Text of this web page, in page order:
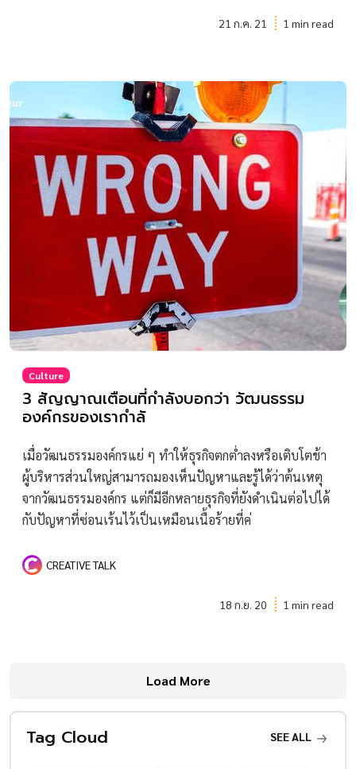
21 ก.ค. 21 1 min read
Culture
3 สัญญาณเตือนที่กำลังบอกว่า วัฒนธรรม
องค์กรของเรากำลั
เมื่อวัฒนธรรมองค์กรแย่ ๆ ทำให้ธุรกิจตกต่ำลงหรือเติบโตช้า
ผู้บริหารส่วนใหญ่สามารถมองเห็นปัญหาและรู้ได้ว่าต้นเหตุ
จากวัฒนธรรมองค์กร แต่ก็มีอีกหลายธุรกิจที่ยังดำเนินต่อไปได้
กับปัญหาที่ซ่อนเร้นไว้เป็นเหมือนเนื้อร้ายที่ค่
CREATIVE TALK
18 ก.ย. 20 1 min read
Load More
Tag Cloud SEE ALL